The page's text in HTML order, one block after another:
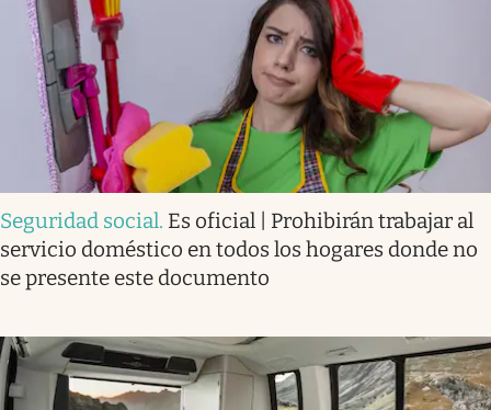
Seguridad social. Es oficial | Prohibirán trabajar al
servicio doméstico en todos los hogares donde no
se presente este documento